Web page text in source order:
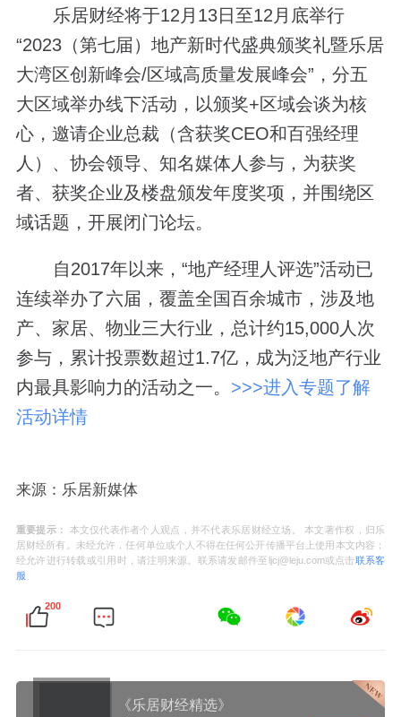
乐居财经将于12月13日至12月底举行
“2023（第七届）地产新时代盛典颁奖礼暨乐居
大湾区创新峰会/区域高质量发展峰会”，分五
大区域举办线下活动，以颁奖+区域会谈为核
心，邀请企业总裁（含获奖CEO和百强经理
人）、协会领导、知名媒体人参与，为获奖
者、获奖企业及楼盘颁发年度奖项，并围绕区
域话题，开展闭门论坛。
自2017年以来，“地产经理人评选”活动已
连续举办了六届，覆盖全国百余城市，涉及地
产、家居、物业三大行业，总计约15,000人次
参与，累计投票数超过1.7亿，成为泛地产行业
内最具影响力的活动之一。 >>>进入专题了解
活动详情
来源：乐居新媒体
重要提示：
本文仅代表作者个人观点，并不代表乐居财经立场。 本文著作权，归乐
居财经所有。未经允许，任何单位或个人不得在任何公开传播平台上使用本文内容；
经允许进行转载或引用时，请注明来源。联系请发邮件至ljcj@leju.com或点击联系客
服
200
《乐居财经精选》